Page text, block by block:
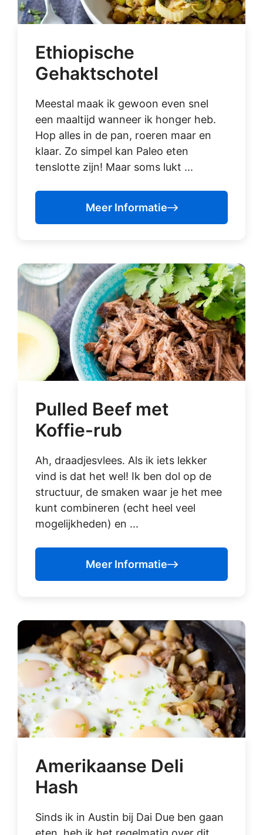
Ethiopische
Gehaktschotel
Meestal maak ik gewoon even snel
een maaltijd wanneer ik honger heb.
Hop alles in de pan, roeren maar en
klaar. Zo simpel kan Paleo eten
tenslotte zijn! Maar soms lukt ...
Meer Informatie
Pulled Beef met
Koffie-rub
Ah, draadjesvlees. Als ik iets lekker
vind is dat het wel! Ik ben dol op de
structuur, de smaken waar je het mee
kunt combineren (echt heel veel
mogelijkheden) en ...
Meer Informatie
Amerikaanse Deli
Hash
Sinds ik in Austin bij Dai Due ben gaan